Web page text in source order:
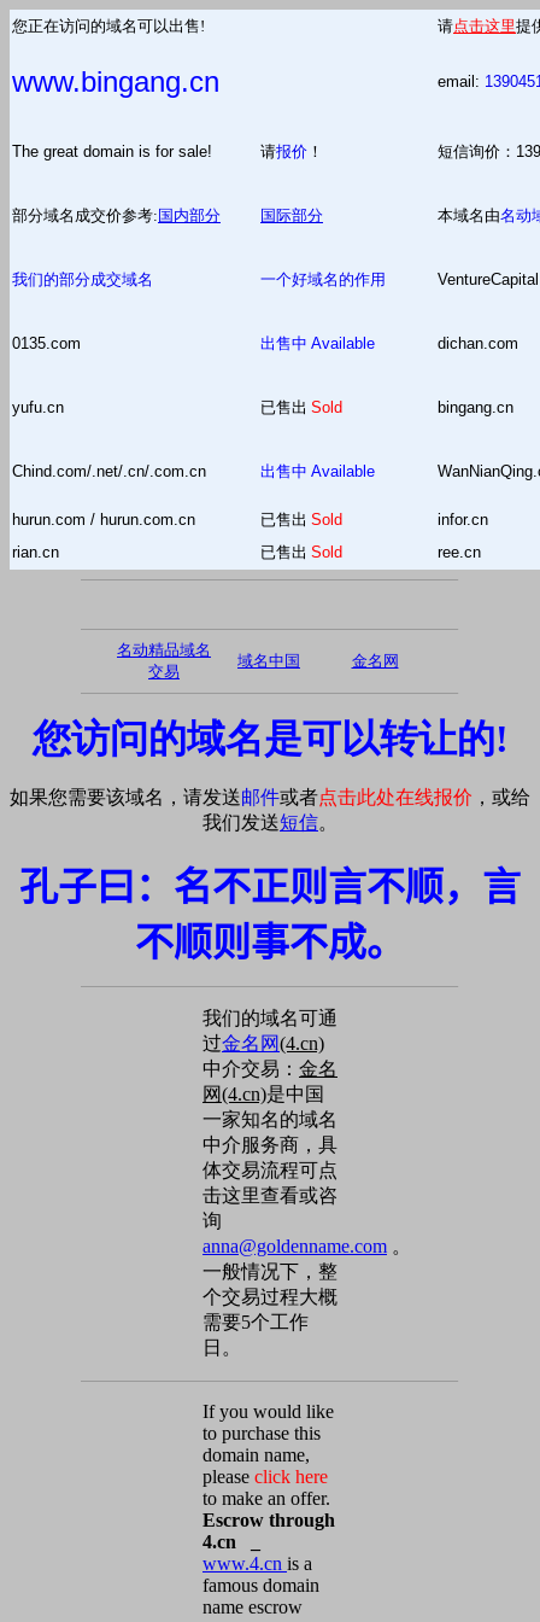
您正在访问的域名可以出售! 请点击这里提
www.bingang.cn email:
The great domain is for sale! 请报价 ！ 短信询价：
部分域名成交价参考: 国内部分 国际部分 本域名由名动
我们的部分成交域名 一个好域名的作用
0135.com 出售中 Available dichan.com
yufu.cn 已售出 Sold bingang.cn
Chind.com/.net/.cn/.com.cn 出售中 Available
hurun.com / hurun.com.cn 已售出 Sold
infor.cn
rian.cn
已售出 Sold ree.cn
名动精品域名
交易
域名中国 金名网
您访问的域名是可以转让的!
如果您需要该域名，请发送邮件或者点击此处在线报价 ，或给
我们发送短信。
孔子曰：名不正则言不顺，言
不顺则事不成。
我们的域名可通
过金名网(4.cn)
中介交易： 金名
网(4.cn)是中国
一家知名的域名
中介服务商，具
体交易流程可点
击这里查看或咨
询
anna@goldenname.com 。
一般情况下，整
个交易过程大概
需要5个工作
日。
If you would like
to purchase this
domain name,
please click here
to make an offer.
Escrow through
4.cn _
www.4.cn is a
famous domain
name escrow